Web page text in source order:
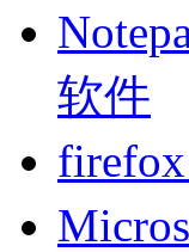
软件